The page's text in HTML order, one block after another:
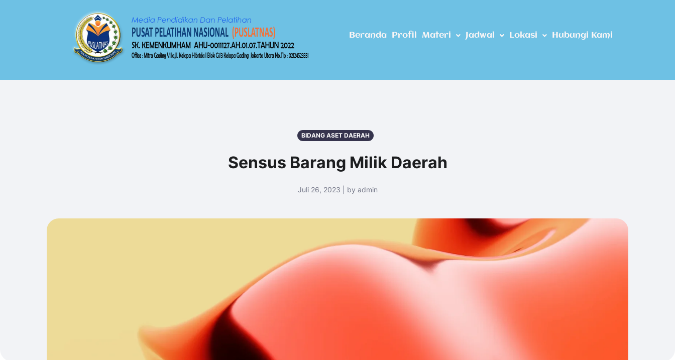
Beranda Profil Materi Jadwal Lokasi Hubungi Kami
BIDANG ASET DAERAH
Sensus Barang Milik Daerah
Juli 26, 2023 | by admin